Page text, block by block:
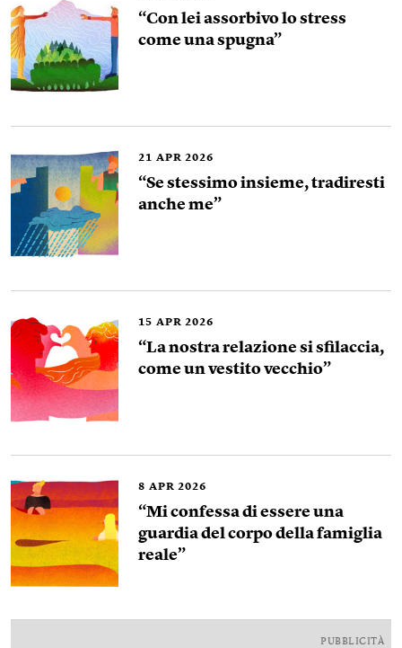
“Con lei assorbivo lo stress
come una spugna”
21 APR 2026
“Se stessimo insieme, tradiresti
anche me”
15 APR 2026
“La nostra relazione si sfilaccia,
come un vestito vecchio”
8 APR 2026
“Mi confessa di essere una
guardia del corpo della famiglia
reale”
PUBBLICITÀ